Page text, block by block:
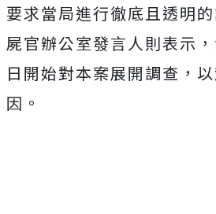
要求當局進行徹底且透明
屍官辦公室發言人則表示
日開始對本案展開調查，
因。